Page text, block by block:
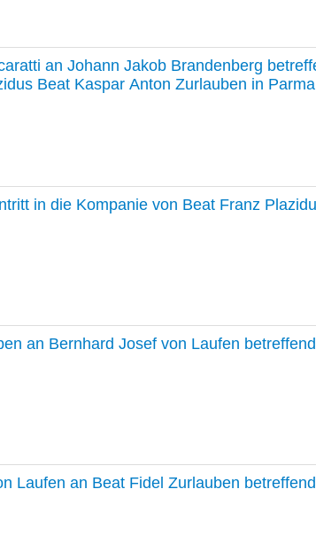
an Johann Jakob Brandenberg
Beat Kaspar Anton Zurlauben in Parma
in die Kompanie von Beat Franz
an Bernhard Josef von Laufen
Laufen an Beat Fidel Zurlauben